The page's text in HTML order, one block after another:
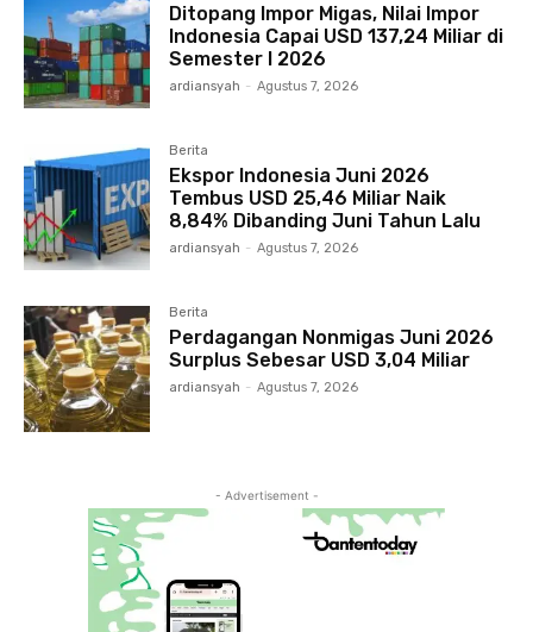
Ditopang Impor Migas, Nilai Impor
Indonesia Capai USD 137,24 Miliar di
Semester I 2026
ardiansyah - Agustus 7, 2026
Berita
Ekspor Indonesia Juni 2026
Tembus USD 25,46 Miliar Naik
8,84% Dibanding Juni Tahun Lalu
ardiansyah - Agustus 7, 2026
Berita
Perdagangan Nonmigas Juni 2026
Surplus Sebesar USD 3,04 Miliar
ardiansyah - Agustus 7, 2026
- Advertisement -